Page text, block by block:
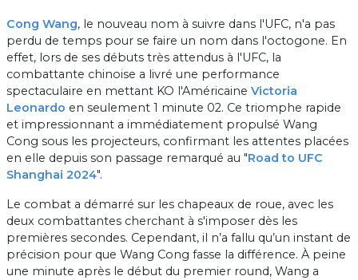
Cong Wang, le nouveau nom à suivre dans l'UFC, n'a pas
perdu de temps pour se faire un nom dans l'octogone. En
effet, lors de ses débuts très attendus à l'UFC, la
combattante chinoise a livré une performance
spectaculaire en mettant KO l'Américaine Victoria
Leonardo en seulement 1 minute 02. Ce triomphe rapide
et impressionnant a immédiatement propulsé Wang
Cong sous les projecteurs, confirmant les attentes placées
en elle depuis son passage remarqué au "Road to UFC
Shanghai 2024".
Le combat a démarré sur les chapeaux de roue, avec les
deux combattantes cherchant à s'imposer dès les
premières secondes. Cependant, il n’a fallu qu’un instant de
précision pour que Wang Cong fasse la différence. À peine
une minute après le début du premier round, Wang a